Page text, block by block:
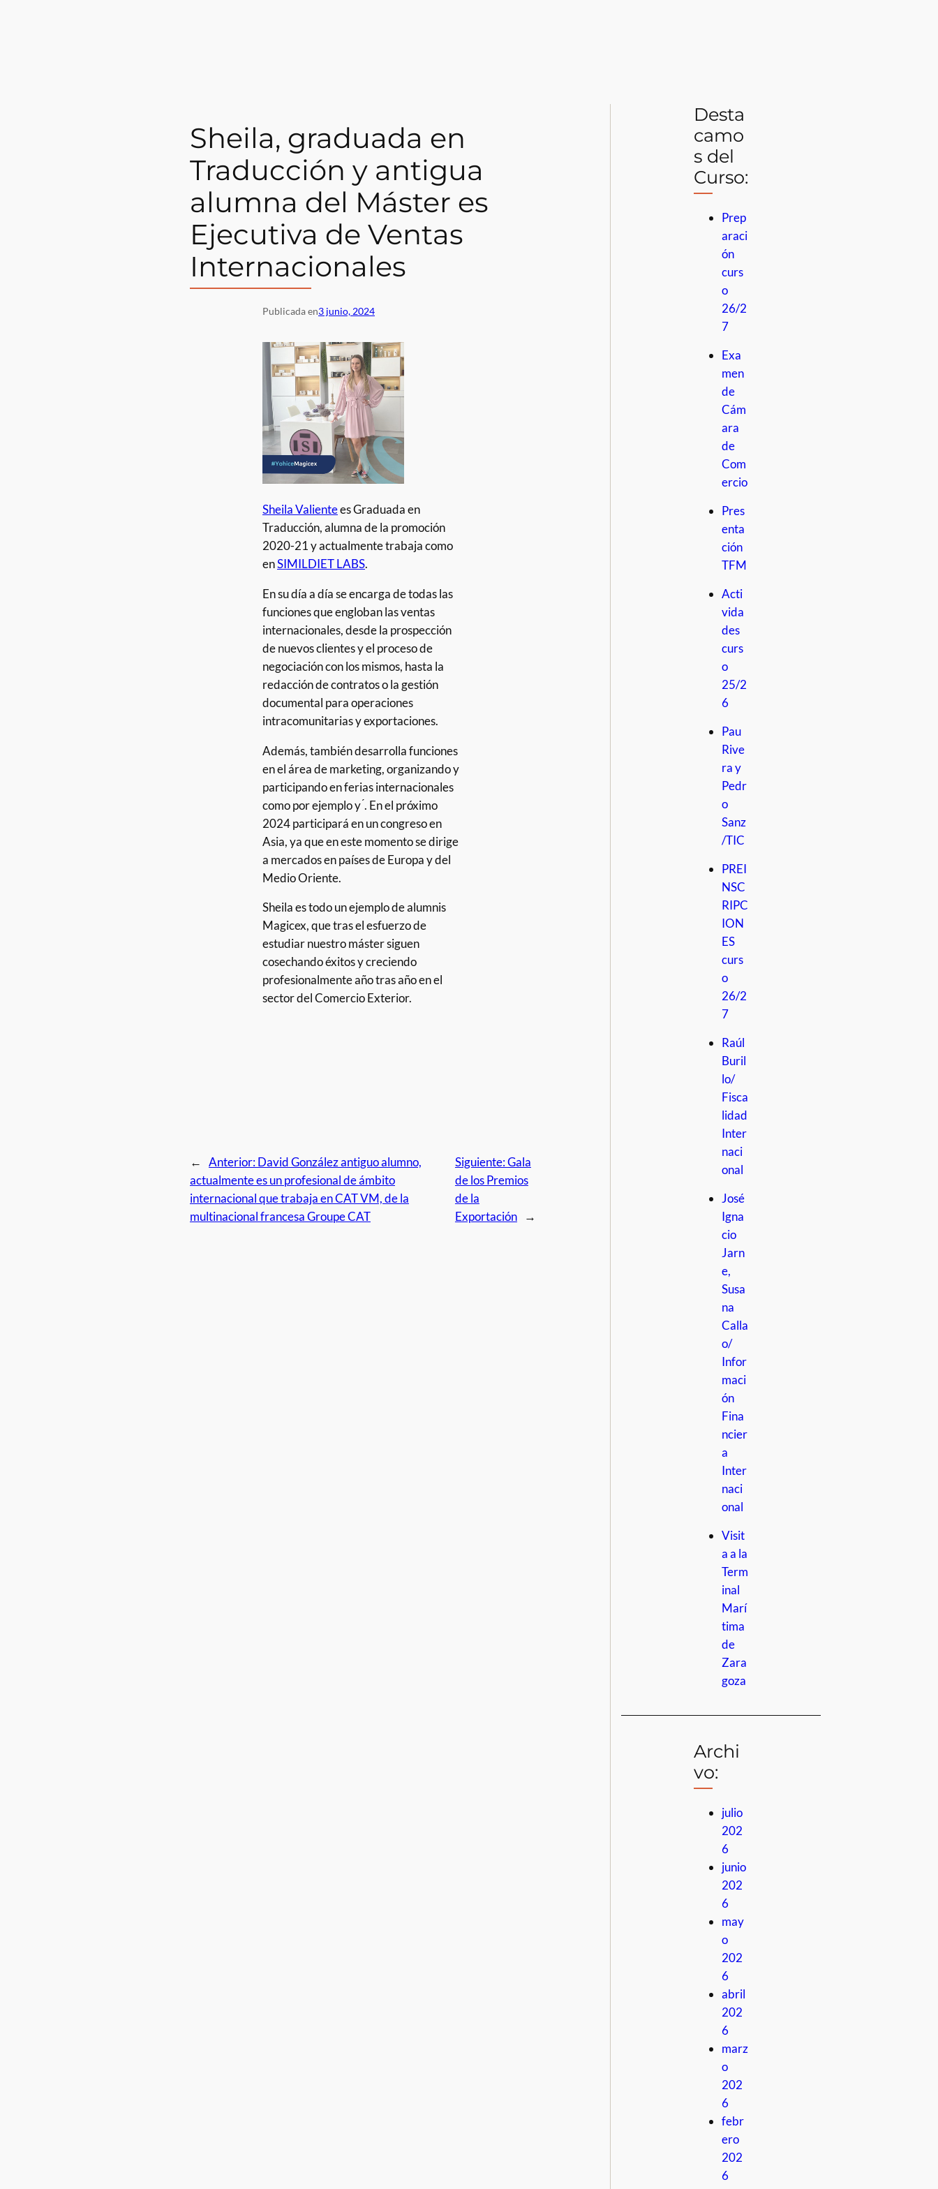
Sheila, graduada en
Traducción y antigua
alumna del Máster es
Ejecutiva de Ventas
Internacionales
Publicada en3 junio, 2024
Sheila Valientees Graduada en
Traducción, alumna de la promoción
2020-21 y actualmente trabaja como
enSIMILDIET LABS.
En su día a día se encarga de todas las
funciones que engloban las ventas
internacionales, desde la prospección
de nuevos clientes y el proceso de
negociación con los mismos, hasta la
redacción de contratos o la gestión
documental para operaciones
intracomunitarias y exportaciones.
Además, también desarrolla funciones
en el área de marketing, organizando y
participando en ferias internacionales
como por ejemplo y ́. En el próximo
2024 participará en un congreso en
Asia, ya que en este momento se dirige
a mercados en países de Europa y del
Medio Oriente.
Sheila es todo un ejemplo de alumnis
Magicex, que tras el esfuerzo de
estudiar nuestro máster siguen
cosechando éxitos y creciendo
profesionalmente año tras año en el
sector del Comercio Exterior.
← Anterior:David González antiguo alumno,
actualmente es un profesional de ámbito
internacional que trabaja en CAT VM, de la
multinacional francesa Groupe CAT
Siguiente:Gala
de los Premios
de la
Exportación
→
Desta
camo
s del
Curso:
Prep
araci
ón
curs
o
26/2
7
Exa
men
de
Cám
ara
de
Com
ercio
Pres
enta
ción
TFM
Acti
vida
des
curs
o
25/2
6
Pau
Rive
ra y
Pedr
o
Sanz
/TIC
PREI
NSC
RIPC
ION
ES
curs
o
26/2
7
Raúl
Buril
lo/
Fisca
lidad
Inter
naci
onal
José
Igna
cio
Jarn
e,
Susa
na
Calla
o/
Infor
maci
ón
Fina
ncier
a
Inter
naci
onal
Visit
a a la
Term
inal
Marí
tima
de
Zara
goza
Archi
vo:
julio
202
6
junio
202
6
may
o
202
6
abril
202
6
marz
o
202
6
febr
ero
202
6